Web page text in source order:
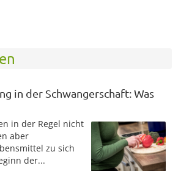
in der Schwangerschaft: Was
in der Regel nicht
aber
zu sich
der...